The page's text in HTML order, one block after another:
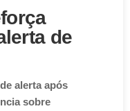
de
alerta após
sobre